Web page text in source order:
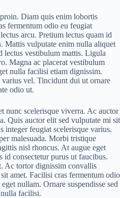
Diam quis enim lobortis
fermentum odio eu feugiat
arcu. Pretium lectus quam id
Mattis vulputate enim nulla aliquet
lectus vestibulum mattis. Ligula
Magna ac placerat vestibulum
nulla facilisi etiam dignissim.
vel. Tincidunt dui ut ornare
odio ut.
nunc scelerisque viverra. Ac auctor
Quis auctor elit sed vulputate mi sit
integer feugiat scelerisque varius.
malesuada. Morbi tristique
nisl rhoncus. At augue eget
consectetur purus ut faucibus.
Ac tortor dignissim convallis
amet. Facilisi cras fermentum odio
nullam. Ornare suspendisse sed
facilisi.